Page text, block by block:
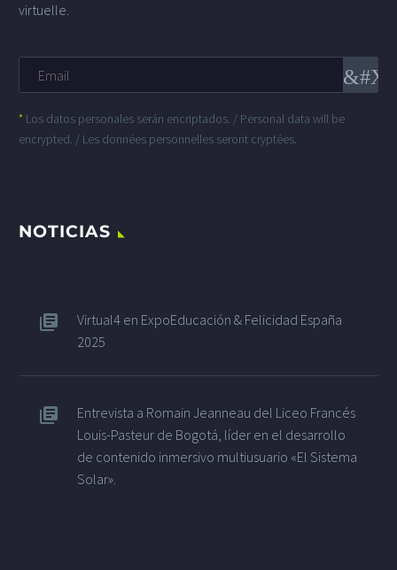
virtuelle.
* Los datos personales serán encriptados. / Personal data will be
encrypted. / Les données personnelles seront cryptées.
NOTICIAS
Virtual4 en ExpoEducación & Felicidad España
2025
Entrevista a Romain Jeanneau del Liceo Francés
Louis-Pasteur de Bogotá, líder en el desarrollo
de contenido inmersivo multiusuario «El Sistema
Solar».